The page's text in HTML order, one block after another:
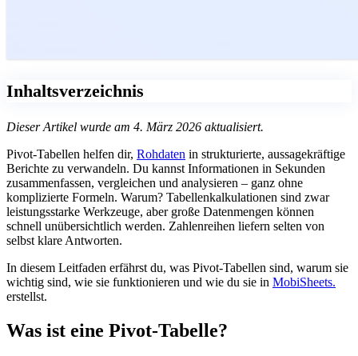
Inhaltsverzeichnis
Dieser Artikel wurde am 4. März 2026 aktualisiert.
Pivot-Tabellen helfen dir, Rohdaten in strukturierte, aussagekräftige
Berichte zu verwandeln. Du kannst Informationen in Sekunden
zusammenfassen, vergleichen und analysieren – ganz ohne
komplizierte Formeln. Warum? Tabellenkalkulationen sind zwar
leistungsstarke Werkzeuge, aber große Datenmengen können
schnell unübersichtlich werden. Zahlenreihen liefern selten von
selbst klare Antworten.
In diesem Leitfaden erfährst du, was Pivot-Tabellen sind, warum sie
wichtig sind, wie sie funktionieren und wie du sie in MobiSheets.
erstellst.
Was ist eine Pivot-Tabelle?